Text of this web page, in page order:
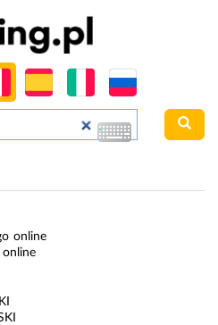
online
online